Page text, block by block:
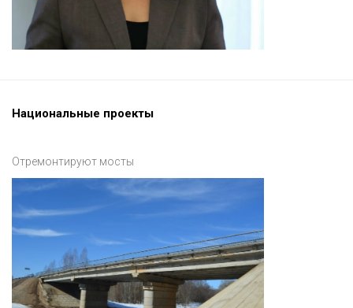
Национальные проекты
Отремонтируют мосты